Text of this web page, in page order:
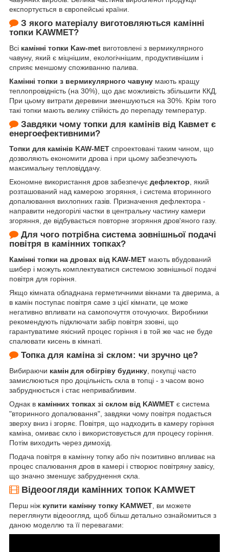
експортується в європейські країни.
З якого матеріалу виготовляються камінні
топки KAWMET?
Всі камінні топки Kaw-met виготовлені з вермикулярного
чавуну, який є міцнішим, екологічнішим, продуктивнішим і
сприяє меншому споживанню палива.
Камінні топки з вермикулярного чавуну мають кращу
теплопровідність (на 30%), що дає можливість збільшити ККД.
При цьому витрати деревини зменшуються на 30%. Крім того
такі топки мають велику стійкість до перепаду температур.
Завдяки чому топки для камінів від Кавмет є
енергоефективними?
Топки для камінів KAW-MET спроектовані таким чином, що
дозволяють економити дрова і при цьому забезпечують
максимальну тепловіддачу.
Економне використання дров забезпечує дефлектор, який
розташований над камерою згоряння, і система вторинного
допалювання вихлопних газів. Призначення дефлектора -
направити недогорілі частки в центральну частину камери
згоряння, де відбувається повторне згоряння дров'яного газу.
Для чого потрібна система зовнішньої подачі
повітря в камінних топках?
Камінні топки на дровах від KAW-MET мають вбудований
шибер і можуть комплектуватися системою зовнішньої подачі
повітря для горіння.
Якщо кімната обладнана герметичними вікнами та дверима, а
в камін поступає повітря саме з цієї кімнати, це може
негативно впливати на самопочуття оточуючих. Виробники
рекомендують підключати забір повітря ззовні, що
гарантуватиме якісний процес горіння і в той же час не буде
спалювати кисень в кімнаті.
Топка для каміна зі склом: чи зручно це?
Вибираючи камін для обігріву будинку , покупці часто
замислюються про доцільність скла в топці - з часом воно
забруднюється і стає непривабливим.
Однак в камінних топках зі склом від KAWMET є система
"вторинного допалювання", завдяки чому повітря подається
зверху вниз і згоряє. Повітря, що надходить в камеру горіння
каміна, омиває скло і використовується для процесу горіння.
Потім виходить через димохід.
Подача повітря в камінну топку або піч позитивно впливає на
процес спалювання дров в камері і створює повітряну завісу,
що значно зменшує забруднення скла.
Відеоогляди камінних топок KAMWET
Перш ніж купити камінну топку KAMWET , ви можете
переглянути відеоогляд, щоб більш детально ознайомиться з
даною моделлю та її перевагами: